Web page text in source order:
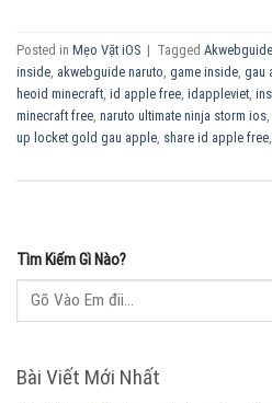
Posted in Mẹo Vặt iOS | Tagged Akwebguide
inside, akwebguide naruto, game inside, gau
heoid minecraft, id apple free, idappleviet,
minecraft free, naruto ultimate ninja storm ios,
up locket gold gau apple, share id apple free
Tìm Kiếm Gì Nào?
Bài Viết Mới Nhất